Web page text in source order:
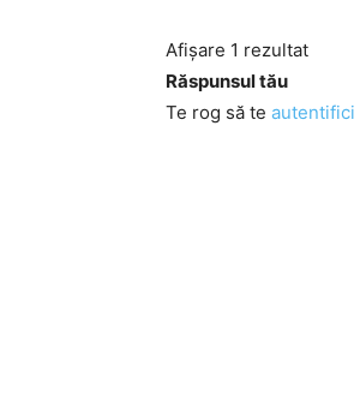
Afișare 1 rezultat
Răspunsul tău
Te rog să te autentifici